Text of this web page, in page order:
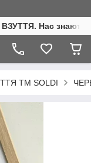
Нас знають.
ТМ SOLDI